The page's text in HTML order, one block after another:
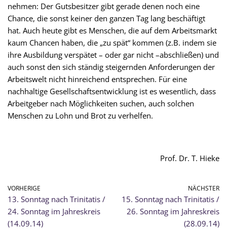
nehmen: Der Gutsbesitzer gibt gerade denen noch eine
Chance, die sonst keiner den ganzen Tag lang beschäftigt
hat. Auch heute gibt es Menschen, die auf dem Arbeitsmarkt
kaum Chancen haben, die „zu spät“ kommen (z.B. indem sie
ihre Ausbildung verspätet – oder gar nicht –abschließen) und
auch sonst den sich ständig steigernden Anforderungen der
Arbeitswelt nicht hinreichend entsprechen. Für eine
nachhaltige Gesellschaftsentwicklung ist es wesentlich, dass
Arbeitgeber nach Möglichkeiten suchen, auch solchen
Menschen zu Lohn und Brot zu verhelfen.
Prof. Dr. T. Hieke
VORHERIGE
13. Sonntag nach Trinitatis /
24. Sonntag im Jahreskreis
(14.09.14)
NÄCHSTER
15. Sonntag nach Trinitatis /
26. Sonntag im Jahreskreis
(28.09.14)